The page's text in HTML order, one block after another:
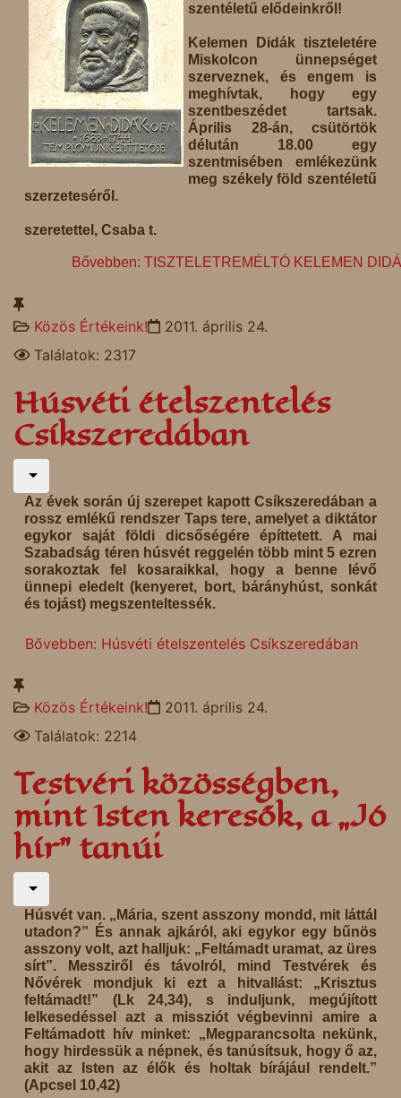
szentéletű elődeinkről!
Kelemen Didák tiszteletére
Miskolcon ünnepséget
szerveznek, és engem is
meghívtak, hogy egy
szentbeszédet tartsak.
Április 28-án, csütörtök
délután 18.00 egy
szentmisében emlékezünk
meg székely föld szentéletű
szerzeteséről.
szeretettel, Csaba t.
Bővebben: TISZTELETREMÉLTÓ KELEMEN
Közös Értékeink!
2011. április 24.
Találatok: 2317
Húsvéti ételszentelés
Csíkszeredában
Az évek során új szerepet kapott Csíkszeredában a
rossz emlékű rendszer Taps tere, amelyet a diktátor
egykor saját földi dicsőségére építtetett. A mai
Szabadság téren húsvét reggelén több mint 5 ezren
sorakoztak fel kosaraikkal, hogy a benne lévő
ünnepi eledelt (kenyeret, bort, bárányhúst, sonkát
és tojást) megszenteltessék.
Bővebben: Húsvéti ételszentelés Csíkszeredában
Közös Értékeink!
2011. április 24.
Találatok: 2214
Testvéri közösségben,
mint Isten keresők, a „Jó
hír” tanúi
Húsvét van. „Mária, szent asszony mondd, mit láttál
utadon?” És annak ajkáról, aki egykor egy bűnös
asszony volt, azt halljuk: „Feltámadt uramat, az üres
sírt”. Messziről és távolról, mind Testvérek és
Nővérek mondjuk ki ezt a hitvallást: „Krisztus
feltámadt!” (Lk 24,34), s induljunk, megújított
lelkesedéssel azt a missziót végbevinni amire a
Feltámadott hív minket: „Megparancsolta nekünk,
hogy hirdessük a népnek, és tanúsítsuk, hogy ő az,
akit az Isten az élők és holtak bírájául rendelt.”
(Apcsel 10,42)